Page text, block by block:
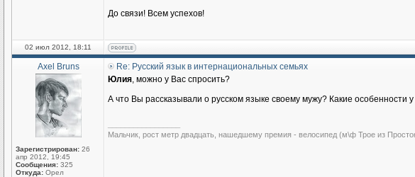
До связи! Всем успехов!
02 июл 2012, 18:11
Axel Bruns
Зарегистрирован: 26
апр 2012, 19:45
Сообщения: 325
Откуда: Орел
Re: Русский язык в интернациональных семьях
Юлия, можно у Вас спросить?
А что Вы рассказывали о русском языке своему мужу? Какие
Мальчик, рост метр двадцать, нашедшему премия - велосипед (м\ф Трое из